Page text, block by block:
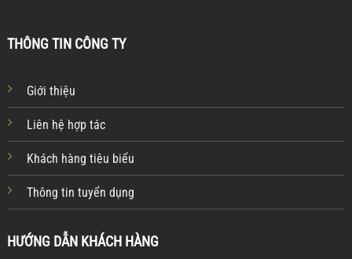
THÔNG TIN CÔNG TY
Giới thiệu
Liên hệ hợp tác
Khách hàng tiêu biểu
Thông tin tuyển dụng
HƯỚNG DẪN KHÁCH HÀNG